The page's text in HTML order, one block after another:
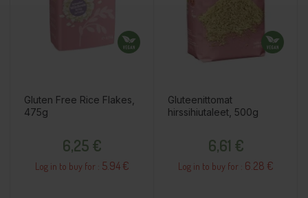
Gluten Free Rice Flakes,
475g
6,25 €
Log in to buy for : 5.94 €
Gluteenittomat
hirssihiutaleet, 500g
6,61 €
Log in to buy for : 6.28 €